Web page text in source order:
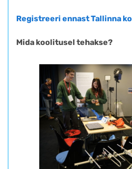
Registreeri ennast Tallinna
Mida koolitusel tehakse?